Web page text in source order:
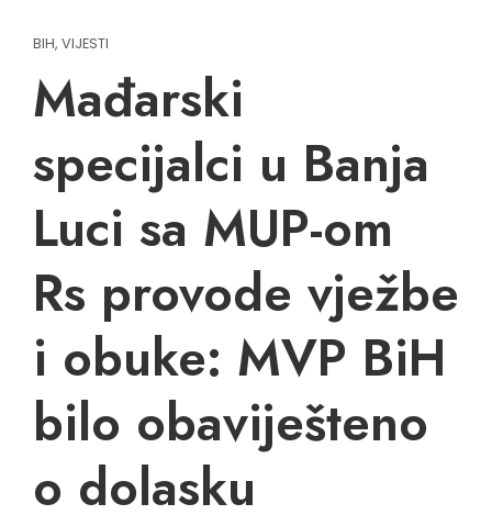
BIH, VIJESTI
Mađarski
specijalci u Banja
Luci sa MUP-om
Rs provode vježbe
i obuke: MVP BiH
bilo obaviješteno
o dolasku